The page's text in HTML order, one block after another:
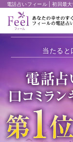
電話占いフィール | 初回最
当たると